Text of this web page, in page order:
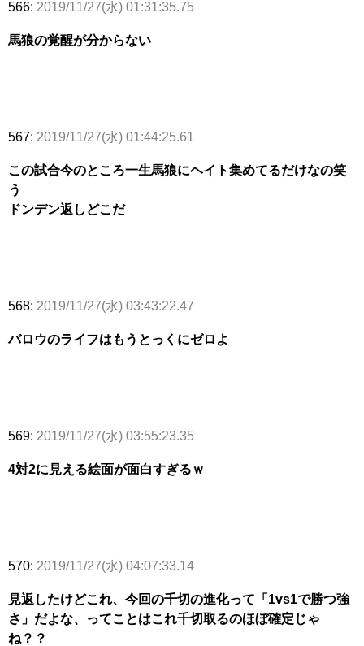
566: 2019/11/27(水) 01:31:35.75
馬狼の覚醒が分からない
567: 2019/11/27(水) 01:44:25.61
この試合今のところ一生馬狼にヘイト集めてるだけなの笑
う
ドンデン返しどこだ
568: 2019/11/27(水) 03:43:22.47
バロウのライフはもうとっくにゼロよ
569: 2019/11/27(水) 03:55:23.35
4対2に見える絵面が面白すぎるｗ
570: 2019/11/27(水) 04:07:33.14
見返したけどこれ、今回の千切の進化って「1vs1で勝つ強
さ」だよな、ってことはこれ千切取るのほぼ確定じゃ
ね？？